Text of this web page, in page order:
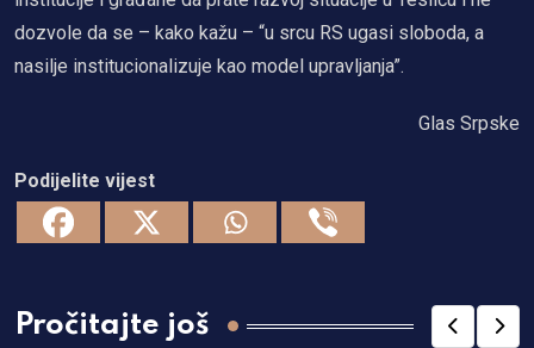
dozvole da se – kako kažu – “u srcu RS ugasi sloboda, a
nasilje institucionalizuje kao model upravljanja”.
Glas Srpske
Podijelite vijest
Pročitajte još